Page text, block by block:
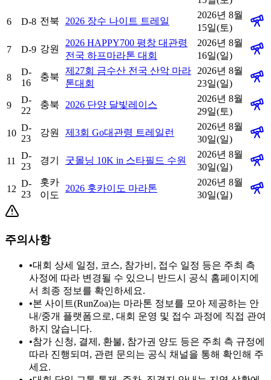
6 D-8 전북 2026 장수 나이트 트레일
2026년 8월
15일(토)
7 D-9 강원
2026 HAPPY700 평창 대관령
전국 하프마라톤 대회
2026년 8월
16일(일)
8
D-
16
충북
제27회 금수산 전국 산악 마라
톤대회
2026년 8월
23일(일)
9
D-
22
충북 2026 단양 달빛레이스
2026년 8월
29일(토)
10
D-
23
강원 제3회 Go대관령 트레일런
2026년 8월
30일(일)
11
D-
23
경기 굿몰닝 10K in 스타필드 수원
2026년 8월
30일(일)
12
D-
23
홋카
이도
2026 홋카이도 마라톤
2026년 8월
30일(일)
주의사항
•대회 상세 일정, 코스, 참가비, 접수 일정 등은 주최 측
사정에 따라 변경될 수 있으니 반드시 공식 홈페이지에
서 최종 정보를 확인하세요.
•본 사이트(RunZoa)는 마라톤 정보를 모아 제공하는 안
내/중개 플랫폼으로, 대회 운영 및 접수 과정에 직접 관여
하지 않습니다.
•참가 신청, 결제, 환불, 참가권 양도 등은 주최 측 규정에
따라 진행되며, 관련 문의는 공식 채널을 통해 확인해 주
세요.